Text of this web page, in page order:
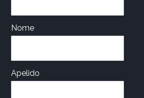
Nome
Apelido